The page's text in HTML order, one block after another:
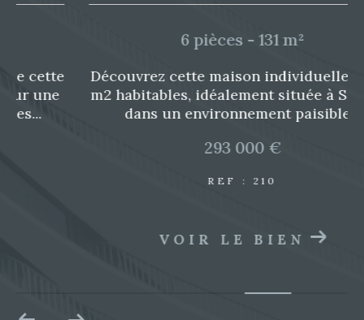
6 pièces - 115 m²
Découvrez cette charmante maison située
à proximité de toutes les commodités, écol
es et commerces. Maison de 115m2...
314 500 €
REF : 162